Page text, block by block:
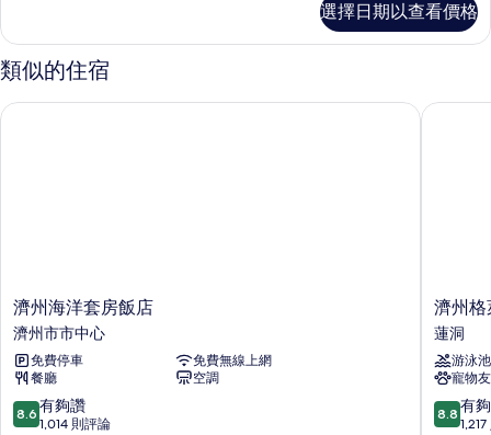
的
詳
情
選擇日期以查看價格
類似的住宿
濟
州
海
洋
套
房
飯
濟州海洋套房飯店
濟州市市中心
免費停車
免費無線上網
餐廳
空調
8.6
分，
8.6 有夠讚
1,014 則評論
濟州海洋套房飯店
濟
州
格
萊
德
宅
邸
濟州格
蓮洞
游泳池
寵物
8.8
分，
8.8 有
濟州格